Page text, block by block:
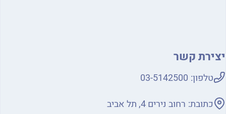
קשר
טלפון: 03-5142500
כתובת: רחוב נירים 4, תל אביב